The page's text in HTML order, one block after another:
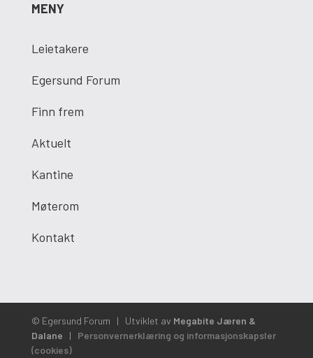
MENY
Leietakere
Egersund Forum
Finn frem
Aktuelt
Kantine
Møterom
Kontakt
© Egersund Forum | Utviklet av Megabite Jæren &
Dalane | Personvernerklæring og informasjonskapsler
(cookies)